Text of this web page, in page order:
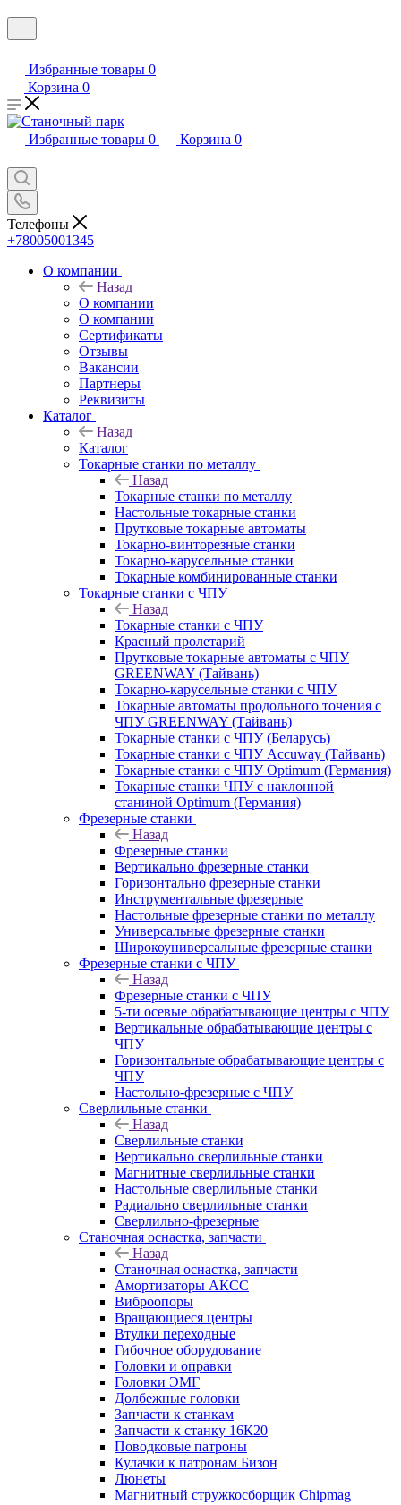
Избранные товары 0
Корзина 0
Избранные товары 0 Корзина 0
Телефоны
+78005001345
О компании
Назад
О компании
О компании
Сертификаты
Отзывы
Вакансии
Партнеры
Реквизиты
Каталог
Назад
Каталог
Токарные станки по металлу
Назад
Токарные станки по металлу
Настольные токарные станки
Прутковые токарные автоматы
Токарно-винторезные станки
Токарно-карусельные станки
Токарные комбинированные станки
Токарные станки с ЧПУ
Назад
Токарные станки с ЧПУ
Красный пролетарий
Прутковые токарные автоматы с ЧПУ
GREENWAY (Тайвань)
Токарно-карусельные станки с ЧПУ
Токарные автоматы продольного точения с
ЧПУ GREENWAY (Тайвань)
Токарные станки с ЧПУ (Беларусь)
Токарные станки с ЧПУ Accuway (Тайвань)
Токарные станки с ЧПУ Optimum (Германия)
Токарные станки ЧПУ с наклонной
станиной Optimum (Германия)
Фрезерные станки
Назад
Фрезерные станки
Вертикально фрезерные станки
Горизонтально фрезерные станки
Инструментальные фрезерные
Настольные фрезерные станки по металлу
Универсальные фрезерные станки
Широкоуниверсальные фрезерные станки
Фрезерные станки с ЧПУ
Назад
Фрезерные станки с ЧПУ
5-ти осевые обрабатывающие центры с ЧПУ
Вертикальные обрабатывающие центры с
ЧПУ
Горизонтальные обрабатывающие центры с
ЧПУ
Настольно-фрезерные с ЧПУ
Сверлильные станки
Назад
Сверлильные станки
Вертикально сверлильные станки
Магнитные сверлильные станки
Настольные сверлильные станки
Радиально сверлильные станки
Сверлильно-фрезерные
Станочная оснастка, запчасти
Назад
Станочная оснастка, запчасти
Амортизаторы АКСС
Виброопоры
Вращающиеся центры
Втулки переходные
Гибочное оборудование
Головки и оправки
Головки ЭМГ
Долбежные головки
Запчасти к станкам
Запчасти к станку 16К20
Поводковые патроны
Кулачки к патронам Бизон
Люнеты
Магнитный стружкосборщик Chipmag